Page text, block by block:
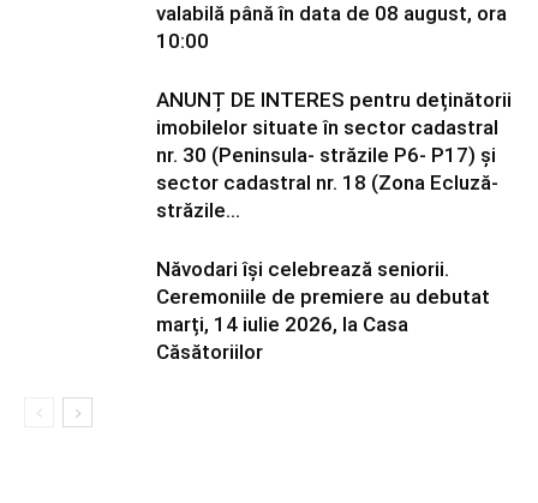
valabilă până în data de 08 august, ora
10:00
ANUNȚ DE INTERES pentru deținătorii
imobilelor situate în sector cadastral
nr. 30 (Peninsula- străzile P6- P17) și
sector cadastral nr. 18 (Zona Ecluză-
străzile...
Năvodari își celebrează seniorii.
Ceremoniile de premiere au debutat
marți, 14 iulie 2026, la Casa
Căsătoriilor